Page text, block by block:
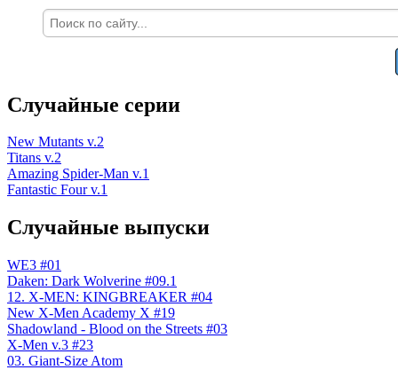
Случайные серии
New Mutants v.2
Titans v.2
Amazing Spider-Man v.1
Fantastic Four v.1
Случайные выпуски
WE3 #01
Daken: Dark Wolverine #09.1
12. X-MEN: KINGBREAKER #04
New X-Men Academy X #19
Shadowland - Blood on the Streets #03
X-Men v.3 #23
03. Giant-Size Atom